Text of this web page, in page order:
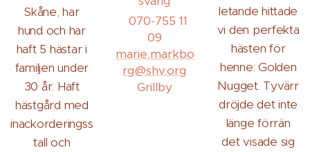
Skåne, har
hund och har
haft 5 hästar i
familjen under
30 år. Haft
hästgård med
inackorderingss
tall och
070-755 11
09
marie.markbo
rg@shv.org
Grillby
letande hittade
vi den perfekta
hästen för
henne: Golden
Nugget. Tyvärr
dröjde det inte
länge förrän
det visade sig